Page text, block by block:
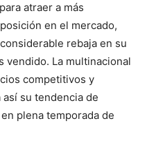
atraer a más
en el mercado,
rebaja en su
vendido. La multinacional
competitivos y
su tendencia de
plena temporada de